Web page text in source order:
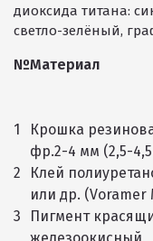
диоксида титана:
светло-зелёный,
№Материал
1
Крошка
фр.2-4 мм (2,5-
2
Клей
или др. (Voramer
3
Пигмент